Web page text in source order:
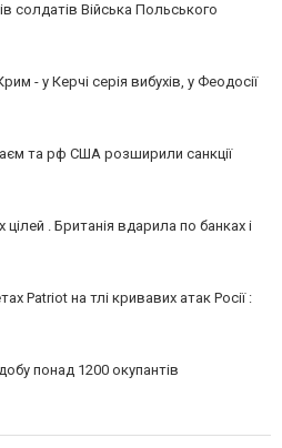
солдатів Війська Польського
- у Керчі серія вибухів, у Феодосії
та рф США розширили санкції
цілей . Британія вдарила по банках і
Patriot на тлі кривавих атак Росії :
понад 1200 окупантів